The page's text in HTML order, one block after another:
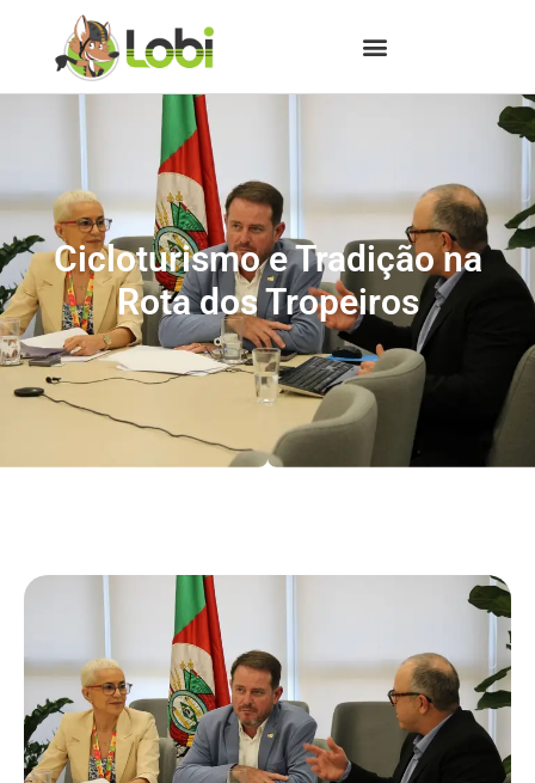
Cicloturismo e Tradição na
Rota dos Tropeiros